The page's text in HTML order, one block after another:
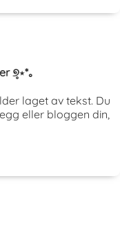
୭̥⋆*｡
laget av tekst. Du
eller bloggen din,